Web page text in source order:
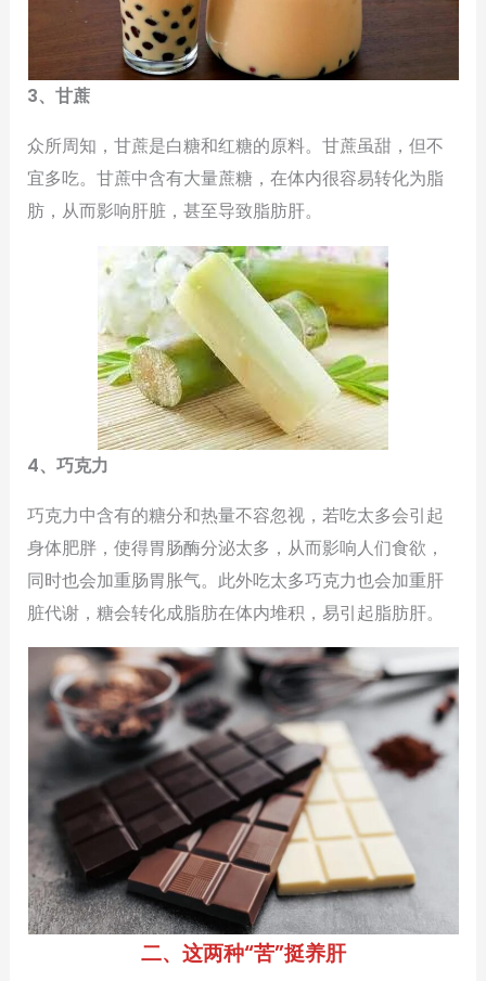
3、甘蔗
众所周知，甘蔗是白糖和红糖的原料。甘蔗虽甜，但不
宜多吃。甘蔗中含有大量蔗糖，在体内很容易转化为脂
肪，从而影响肝脏，甚至导致脂肪肝。
4、巧克力
巧克力中含有的糖分和热量不容忽视，若吃太多会引起
身体肥胖，使得胃肠酶分泌太多，从而影响人们食欲，
同时也会加重肠胃胀气。此外吃太多巧克力也会加重肝
脏代谢，糖会转化成脂肪在体内堆积，易引起脂肪肝。
二、这两种“苦”挺养肝